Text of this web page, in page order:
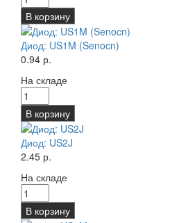
В корзину
Диод: US1M (Senocn)
0.94 р.
На складе
В корзину
Диод: US2J
2.45 р.
На складе
В корзину